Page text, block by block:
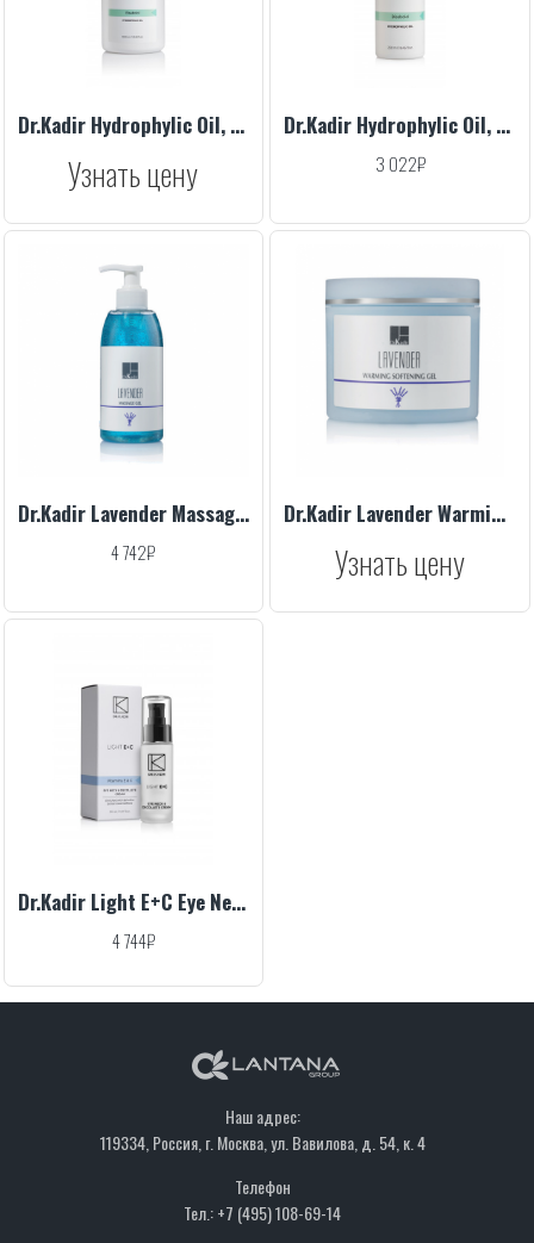
Dr.Kadir Hydrophylic Oil, 1000 ml
Узнать цену
Dr.Kadir Hydrophylic Oil, 250 ml
3 022₽
Dr.Kadir Lavender Massage Gel, 330 ml
4 742₽
Dr.Kadir Lavender Warming Softening Gel, 250 ml
Узнать цену
Dr.Kadir Light E+C Eye Neck & Decolte Cream, 30 ml
4 744₽
Наш адрес:
119334, Россия, г. Москва, ул. Вавилова, д. 54, к. 4
Телефон
Тел.: +7 (495) 108-69-14